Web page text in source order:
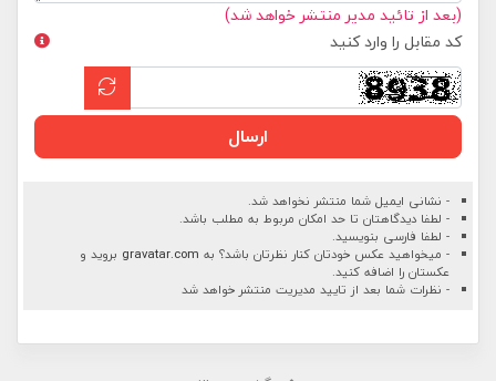
(بعد از تائید مدیر منتشر خواهد شد)
کد مقابل را وارد کنید
ارسال
- نشانی ایمیل شما منتشر نخواهد شد.
- لطفا دیدگاهتان تا حد امکان مربوط به مطلب باشد.
- لطفا فارسی بنویسید.
- میخواهید عکس خودتان کنار نظرتان باشد؟ به gravatar.com بروید و
عکستان را اضافه کنید.
- نظرات شما بعد از تایید مدیریت منتشر خواهد شد